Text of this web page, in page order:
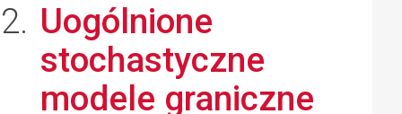
Uogólnione
stochastyczne
modele graniczne